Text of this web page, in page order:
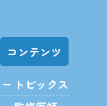
コンテンツ
トピックス